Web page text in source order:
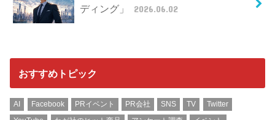
ディング」
2026.06.02
おすすめトピック
AI Facebook PRイベント PR会社 SNS TV
Twitter